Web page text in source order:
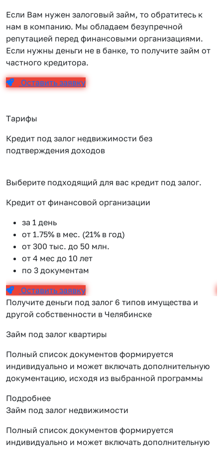
Если Вам нужен залоговый займ, то обратитесь к
нам в компанию. Мы обладаем безупречной
репутацией перед финансовыми организациями.
Если нужны деньги не в банке, то получите займ от
частного кредитора.
Оставить заявку
Тарифы
Кредит под залог недвижимости без
подтверждения доходов
Выберите подходящий для вас кредит под залог.
Кредит от финансовой организации
за 1 день
от 1.75% в мес. (21% в год)
от 300 тыс. до 50 млн.
от 4 мес до 10 лет
по 3 документам
Оставить заявку
Получите деньги под залог 6 типов имущества и
другой собственности в Челябинске
Займ под залог квартиры
Полный список документов формируется
индивидуально и может включать дополнительную
документацию, исходя из выбранной программы
Подробнее
Займ под залог недвижимости
Полный список документов формируется
индивидуально и может включать дополнительную